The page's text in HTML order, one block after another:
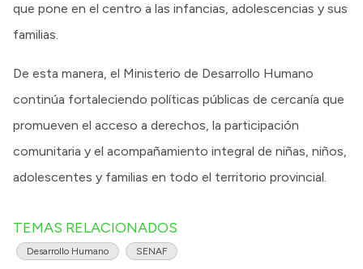
que pone en el centro a las infancias, adolescencias y sus
familias.
De esta manera, el Ministerio de Desarrollo Humano
continúa fortaleciendo políticas públicas de cercanía que
promueven el acceso a derechos, la participación
comunitaria y el acompañamiento integral de niñas, niños,
adolescentes y familias en todo el territorio provincial.
TEMAS RELACIONADOS
Desarrollo Humano SENAF